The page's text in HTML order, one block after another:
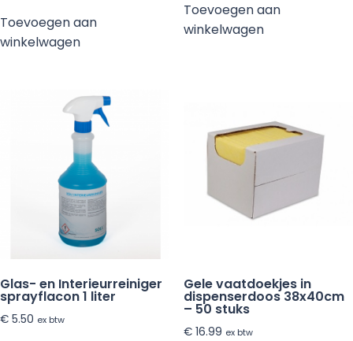
Toevoegen aan
winkelwagen
Toevoegen aan
winkelwagen
Glas- en Interieurreiniger
sprayflacon 1 liter
€ 5.50 ex btw
Gele vaatdoekjes in
dispenserdoos 38x40cm
– 50 stuks
€16.99 ex btw